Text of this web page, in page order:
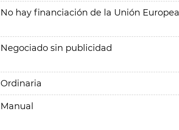
No hay financiación de la Unión Europea
Negociado sin publicidad
Ordinaria
Manual